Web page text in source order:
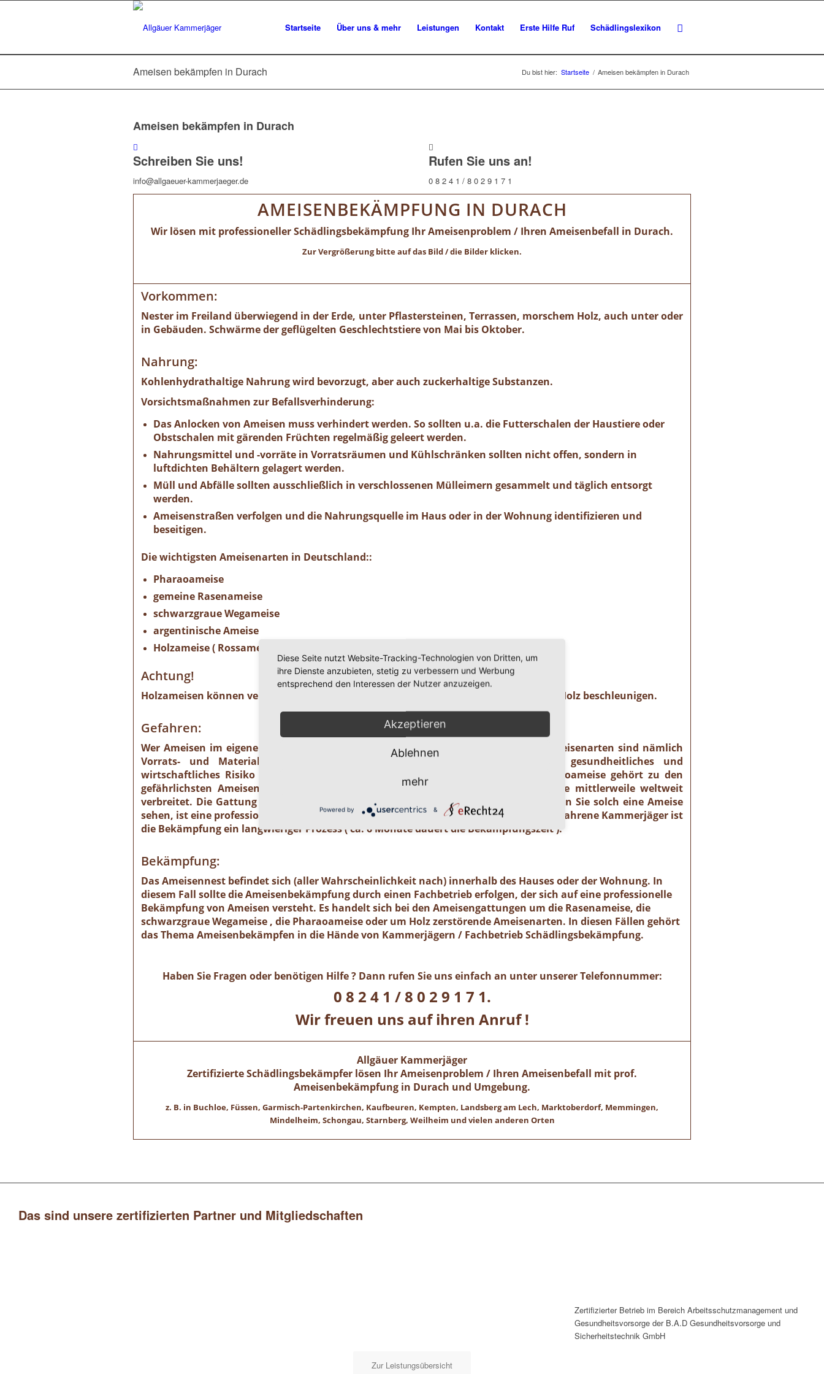
Startseite Über uns & mehr Leistungen Kontakt Erste Hilfe Ruf Schädlingslexikon
Ameisen bekämpfen in Durach Du bist hier: Startseite / Ameisen bekämpfen in Durach
Ameisen bekämpfen in Durach
Schreiben Sie uns!
info@allgaeuer-kammerjaeger.de
Rufen Sie uns an!
0 8 2 4 1 / 8 0 2 9 1 7 1
AMEISENBEKÄMPFUNG IN DURACH
Wir lösen mit professioneller Schädlingsbekämpfung Ihr Ameisenproblem / Ihren Ameisenbefall in Durach.
Zur Vergrößerung bitte auf das Bild / die Bilder klicken.
Vorkommen:
Nester im Freiland überwiegend in der Erde, unter Pflastersteinen, Terrassen, morschem Holz, auch unter oder
in Gebäuden. Schwärme der geflügelten Geschlechtstiere von Mai bis Oktober.
Nahrung:
Kohlenhydrathaltige Nahrung wird bevorzugt, aber auch zuckerhaltige Substanzen.
Vorsichtsmaßnahmen zur Befallsverhinderung:
Das Anlocken von Ameisen muss verhindert werden. So sollten u.a. die Futterschalen der Haustiere oder
Obstschalen mit gärenden Früchten regelmäßig geleert werden.
Nahrungsmittel und -vorräte in Vorratsräumen und Kühlschränken sollten nicht offen, sondern in
luftdichten Behältern gelagert werden.
Müll und Abfälle sollten ausschließlich in verschlossenen Mülleimern gesammelt und täglich entsorgt
werden.
Ameisenstraßen verfolgen und die Nahrungsquelle im Haus oder in der Wohnung identifizieren und
beseitigen.
Die wichtigsten Ameisenarten in Deutschland::
Pharaoameise
gemeine Rasenameise
schwarzgraue Wegameise
argentinische Ameise
Holzameise ( Rossameise )
Achtung!
Holzameisen können verbautes Holz schädigen und den Verfall von vorgeschädigtem Holz beschleunigen.
Gefahren:
Wer Ameisen im eigenen Heim entdeckt, sollte die Gefahr ernst nehmen. Einige Ameisenarten sind nämlich
Vorrats- und Materialschädlinge, von denen ein nicht zu unterschätzendes gesundheitliches und
wirtschaftliches Risiko ausgehen kann wie z. B. von der Pharaoameise. Die Pharaoameise gehört zu den
gefährlichsten Ameisenarten überhaupt. Ursprünglich in Indien beheimatet, ist sie mittlerweile weltweit
verbreitet. Die Gattung ist verhältnismäßig klein und sieht bernsteingelb aus. Sollten Sie solch eine Ameise
sehen, ist eine professionelle Schädlingsbekämpfung absolut notwendig! Selbst für erfahrene Kammerjäger ist
die Bekämpfung ein langwieriger Prozess ( ca. 6 Monate dauert die Bekämpfungszeit ).
Bekämpfung:
Das Ameisennest befindet sich (aller Wahrscheinlichkeit nach) innerhalb des Hauses oder der Wohnung. In
diesem Fall sollte die Ameisenbekämpfung durch einen Fachbetrieb erfolgen, der sich auf eine professionelle
Bekämpfung von Ameisen versteht. Es handelt sich bei den Ameisengattungen um die Rasenameise, die
schwarzgraue Wegameise , die Pharaoameise oder um Holz zerstörende Ameisenarten. In diesen Fällen gehört
das Thema Ameisenbekämpfen in die Hände von Kammerjägern / Fachbetrieb Schädlingsbekämpfung.
Haben Sie Fragen oder benötigen Hilfe ? Dann rufen Sie uns einfach an unter unserer Telefonnummer:
0 8 2 4 1 / 8 0 2 9 1 7 1.
Wir freuen uns auf ihren Anruf !
Allgäuer Kammerjäger
Zertifizierte Schädlingsbekämpfer lösen Ihr Ameisenproblem / Ihren Ameisenbefall mit prof.
Ameisenbekämpfung in Durach und Umgebung.
z. B. in Buchloe, Füssen, Garmisch-Partenkirchen, Kaufbeuren, Kempten, Landsberg am Lech, Marktoberdorf, Memmingen,
Mindelheim, Schongau, Starnberg, Weilheim und vielen anderen Orten
Das sind unsere zertifizierten Partner und Mitgliedschaften
Zertifizierter Betrieb im Bereich Arbeitsschutzmanagement und
Gesundheitsvorsorge der B.A.D Gesundheitsvorsorge und
Sicherheitstechnik GmbH
Zur Leistungsübersicht
Diese Seite nutzt Website-Tracking-Technologien von Dritten, um
ihre Dienste anzubieten, stetig zu verbessern und Werbung
entsprechend den Interessen der Nutzer anzuzeigen.
Akzeptieren
Ablehnen
mehr
Powered by &